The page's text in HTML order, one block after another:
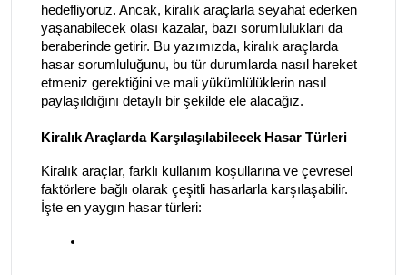
hedefliyoruz. Ancak, kiralık araçlarla seyahat ederken
yaşanabilecek olası kazalar, bazı sorumlulukları da
beraberinde getirir. Bu yazımızda, kiralık araçlarda
hasar sorumluluğunu, bu tür durumlarda nasıl hareket
etmeniz gerektiğini ve mali yükümlülüklerin nasıl
paylaşıldığını detaylı bir şekilde ele alacağız.
Kiralık Araçlarda Karşılaşılabilecek Hasar Türleri
Kiralık araçlar, farklı kullanım koşullarına ve çevresel
faktörlere bağlı olarak çeşitli hasarlarla karşılaşabilir.
İşte en yaygın hasar türleri: